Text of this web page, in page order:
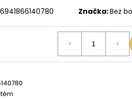
6941866140780 Značka:Bez